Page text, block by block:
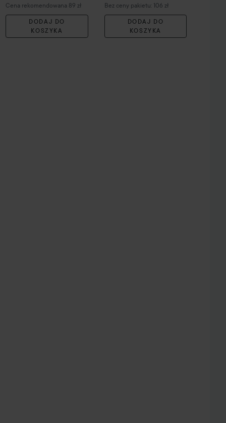
Cena rekomendowana 89 zł
Zalecana cena 89 zł
DODAJ DO
KOSZYKA
Bez ceny pakietu: 106 zł
DODAJ DO
KOSZYKA